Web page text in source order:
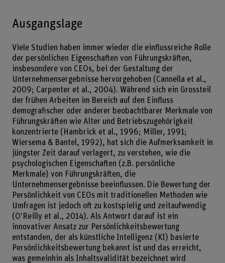
Ausgangslage
Viele Studien haben immer wieder die einflussreiche Rolle
der persönlichen Eigenschaften von Führungskräften,
insbesondere von CEOs, bei der Gestaltung der
Unternehmensergebnisse hervorgehoben (Cannella et al.,
2009; Carpenter et al., 2004). Während sich ein Grossteil
der frühen Arbeiten im Bereich auf den Einfluss
demografischer oder anderer beobachtbarer Merkmale von
Führungskräften wie Alter und Betriebszugehörigkeit
konzentrierte (Hambrick et al., 1996; Miller, 1991;
Wiersema & Bantel, 1992), hat sich die Aufmerksamkeit in
jüngster Zeit darauf verlagert, zu verstehen, wie die
psychologischen Eigenschaften (z.B. persönliche
Merkmale) von Führungskräften, die
Unternehmensergebnisse beeinflussen. Die Bewertung der
Persönlichkeit von CEOs mit traditionellen Methoden wie
Umfragen ist jedoch oft zu kostspielig und zeitaufwendig
(O'Reilly et al., 2014). Als Antwort darauf ist ein
innovativer Ansatz zur Persönlichkeitsbewertung
entstanden, der als künstliche Intelligenz (KI) basierte
Persönlichkeitsbewertung bekannt ist und das erreicht,
was gemeinhin als Inhaltsvalidität bezeichnet wird